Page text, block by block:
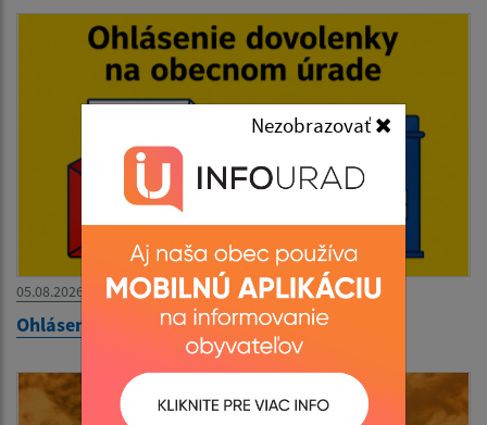
Nezobrazovať
05.08.2026
Ohlásenie dovolenky na OcÚ Podhradík